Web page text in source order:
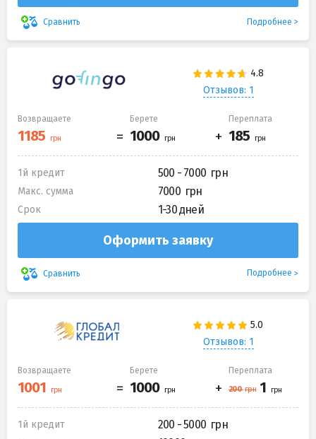
Сравнить Подробнее
Отзывов: 1
Возвращаете Берете Переплата
1й кредит 500 - 7000
Макс. сумма 7000
Срок 1-30 дней
Оформить заявку
Сравнить Подробнее
Отзывов: 1
Возвращаете Берете Переплата
1й кредит 200 - 5000